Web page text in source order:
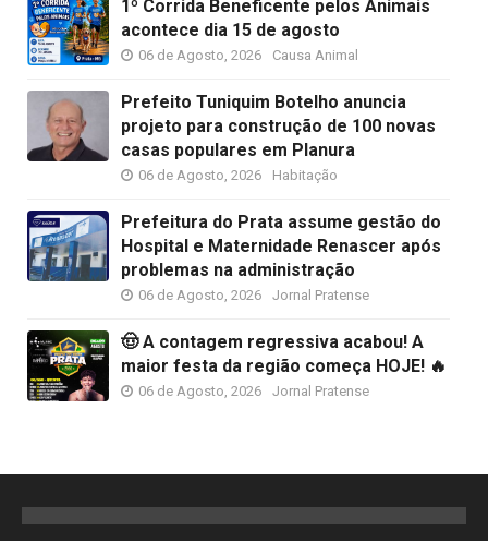
1º Corrida Beneficente pelos Animais
acontece dia 15 de agosto
06 de Agosto, 2026 Causa Animal
Prefeito Tuniquim Botelho anuncia
projeto para construção de 100 novas
casas populares em Planura
06 de Agosto, 2026 Habitação
Prefeitura do Prata assume gestão do
Hospital e Maternidade Renascer após
problemas na administração
06 de Agosto, 2026 Jornal Pratense
🤠 A contagem regressiva acabou! A
maior festa da região começa HOJE! 🔥
06 de Agosto, 2026 Jornal Pratense